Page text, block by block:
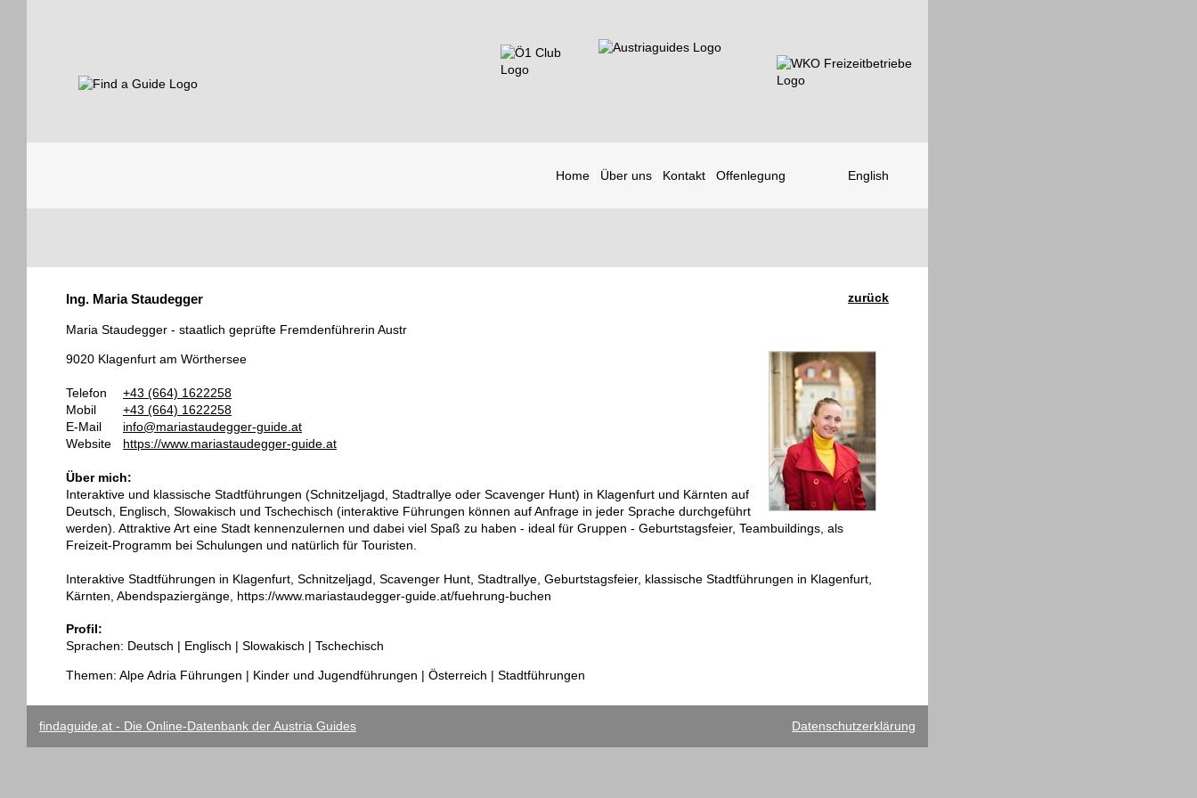
Home Über uns Kontakt Offenlegung English
Guides
zurück
Ing. Maria Staudegger
Maria Staudegger - staatlich geprüfte Fremdenführerin Austr
9020 Klagenfurt am Wörthersee
Telefon
+43 (664) 1622258
Mobil
+43 (664) 1622258
E-Mail
info@mariastaudegger-guide.at
Website
https://www.mariastaudegger-guide.at
Über mich:
Interaktive und klassische Stadtführungen (Schnitzeljagd, Stadtrallye oder Scavenger Hunt) in Klagenfurt und Kärnten auf
Deutsch, Englisch, Slowakisch und Tschechisch (interaktive Führungen können auf Anfrage in jeder Sprache durchgeführt
werden). Attraktive Art eine Stadt kennenzulernen und dabei viel Spaß zu haben - ideal für Gruppen - Geburtstagsfeier, Teambuildings, als
Freizeit-Programm bei Schulungen und natürlich für Touristen.
Interaktive Stadtführungen in Klagenfurt, Schnitzeljagd, Scavenger Hunt, Stadtrallye, Geburtstagsfeier, klassische Stadtführungen in Klagenfurt,
Kärnten, Abendspaziergänge, https://www.mariastaudegger-guide.at/fuehrung-buchen
Profil:
Sprachen: Deutsch | Englisch | Slowakisch | Tschechisch
Themen: Alpe Adria Führungen | Kinder und Jugendführungen | Österreich | Stadtführungen
findaguide.at - Die Online-Datenbank der Austria Guides Datenschutzerklärung